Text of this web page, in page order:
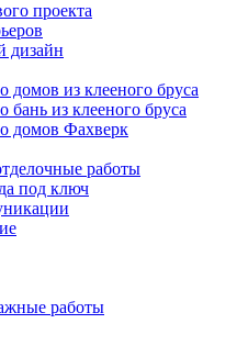
проекта
дизайн
домов из клееного бруса
бань из клееного бруса
домов Фахверк
работы
под ключ
работы